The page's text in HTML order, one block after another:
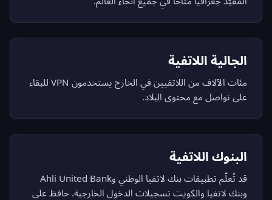
الجالية اللاتفية
مئات الآلاف من اللاتفيين في الخارج يستخدمون VPN للبقاء
على تواصل مع محتوى البلاد.
البنوك اللاتفية
قد تُعلّم تطبيقات بنك لاتفيا الوطني وAhli United Bank
وبنك لاتفيا والكويت تسجيلات الدخول الخارجية. حافظ على